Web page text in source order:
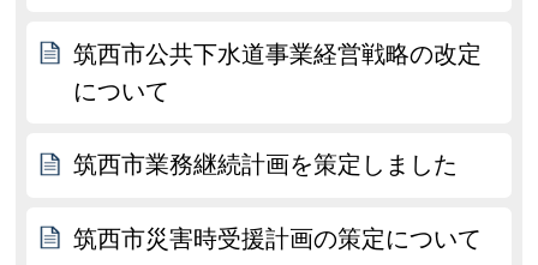
筑西市公共下水道事業経営戦略の改定
について
筑西市業務継続計画を策定しました
筑西市災害時受援計画の策定について